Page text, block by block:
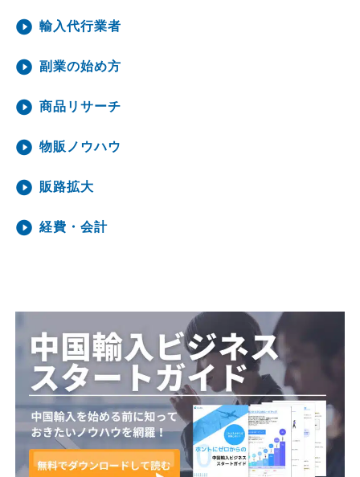
輸入代行業者
副業の始め方
商品リサーチ
物販ノウハウ
販路拡大
経費・会計